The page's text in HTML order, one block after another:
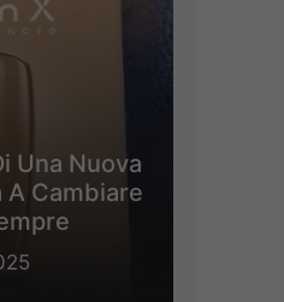
Una Nuova
A Cambiare